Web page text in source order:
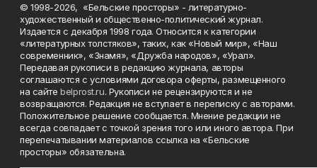
© 1998-2026, «Бельские просторы» - литературно-
художественный и общественно-политический журнал.
Издается с декабря 1998 года. Относится к категории
«литературных толстяков», таких, как «Новый мир», «Наш
современник», «Знамя», «Дружба народов», «Урал».
Передавая рукописи в редакцию журнала, авторы
соглашаются с условиями договора оферты, размещенного
на сайтеbelprost.ru. Рукописи не рецензируются и не
возвращаются. Редакция не вступает в переписку с авторами.
Положительное решение сообщается. Мнение редакции не
всегда совпадает с точкой зрения того или иного автора. При
перепечатывании материалов ссылка на «Бельские
просторы» обязательна.